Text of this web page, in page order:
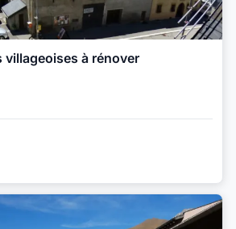
villageoises à rénover